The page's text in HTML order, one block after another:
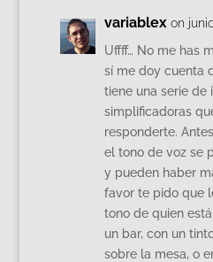
variablex on
Uffff… No me has
sí me doy cuenta
tiene una serie de
simplificadoras
responderte.
el tono de voz se
y pueden haber
favor te pido que
tono de quien
un bar, con un
sobre la mesa, o